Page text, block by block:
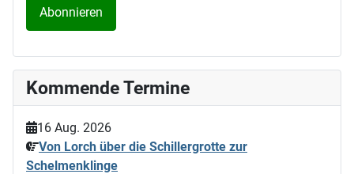
Kommende Termine
16 Aug. 2026
Von Lorch über die Schillergrotte zur
Schelmenklinge